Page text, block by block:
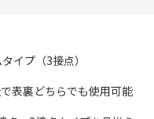
イプ（3接点）
表裏どちらでも使用可能